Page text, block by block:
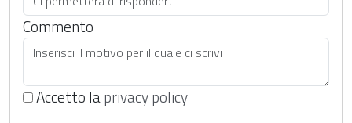
Commento
Accetto laprivacy policy